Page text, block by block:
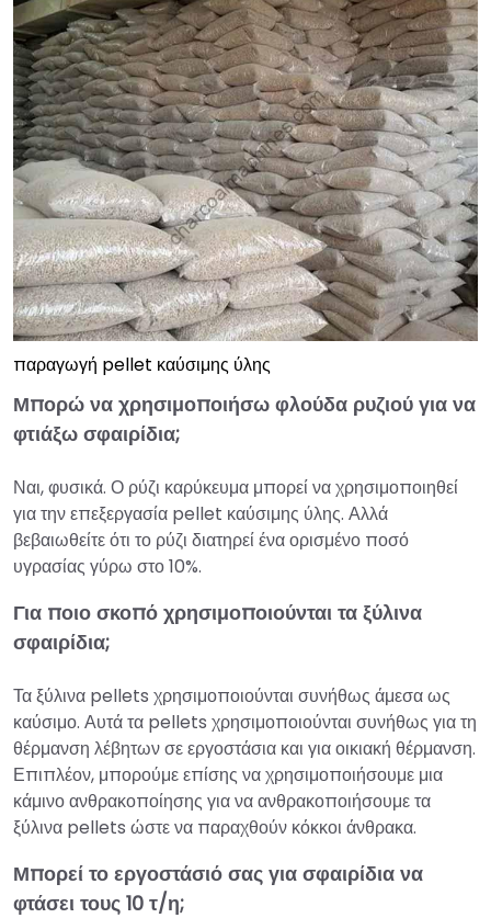
παραγωγή pellet καύσιμης ύλης
Μπορώ να χρησιμοποιήσω φλούδα ρυζιού για να
φτιάξω σφαιρίδια;
Ναι, φυσικά. Ο ρύζι καρύκευμα μπορεί να χρησιμοποιηθεί
για την επεξεργασία pellet καύσιμης ύλης. Αλλά
βεβαιωθείτε ότι το ρύζι διατηρεί ένα ορισμένο ποσό
υγρασίας γύρω στο 10%.
Για ποιο σκοπό χρησιμοποιούνται τα ξύλινα
σφαιρίδια;
Τα ξύλινα pellets χρησιμοποιούνται συνήθως άμεσα ως
καύσιμο. Αυτά τα pellets χρησιμοποιούνται συνήθως για τη
θέρμανση λέβητων σε εργοστάσια και για οικιακή θέρμανση.
Επιπλέον, μπορούμε επίσης να χρησιμοποιήσουμε μια
κάμινο ανθρακοποίησης για να ανθρακοποιήσουμε τα
ξύλινα pellets ώστε να παραχθούν κόκκοι άνθρακα.
Μπορεί το εργοστάσιό σας για σφαιρίδια να
φτάσει τους 10 τ/η;